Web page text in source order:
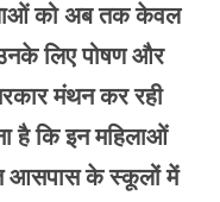
को अब तक केवल
उनके लिए पोषण और
मंथन कर रही
है कि इन महिलाओं
आसपास के स्कूलों में